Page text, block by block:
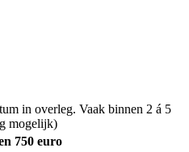
in overleg. Vaak binnen 2 á 5
mogelijk)
750 euro